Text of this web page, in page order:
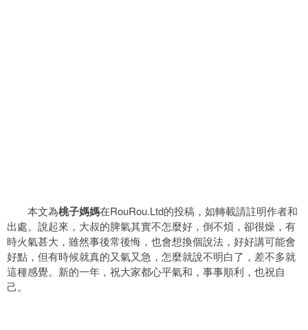
本文為桃子媽媽在RouRou.Ltd的投稿，如轉載請註明作者和
出處。說起來，大叔的脾氣其實不怎麼好，倒不煩，卻很燥，有
時火氣甚大，雖然事後常後悔，也會想換個說法，好好講可能會
好點，但有時候就真的又氣又急，怎麼就說不明白了，差不多就
這種感覺。新的一年，祝大家都心平氣和，事事順利，也祝自
己。